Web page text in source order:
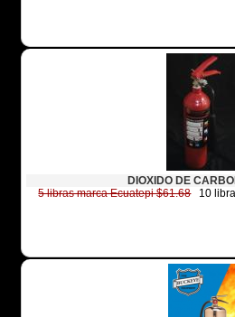
DIOXIDO DE
5 libras marca Ecuatepi $61.6810